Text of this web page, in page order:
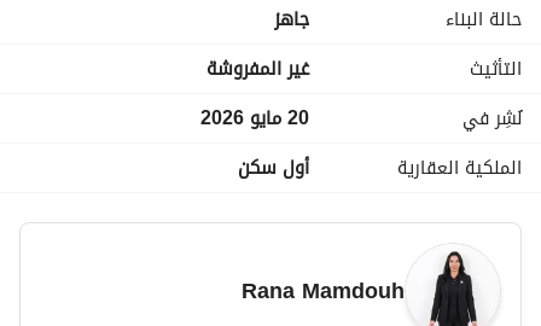
حالة البناء
جاهز
التأثيث
غير المفروشة
نُشِر في
20 مايو 2026
الملكية العقارية
أول سكن
Rana Mamdouh